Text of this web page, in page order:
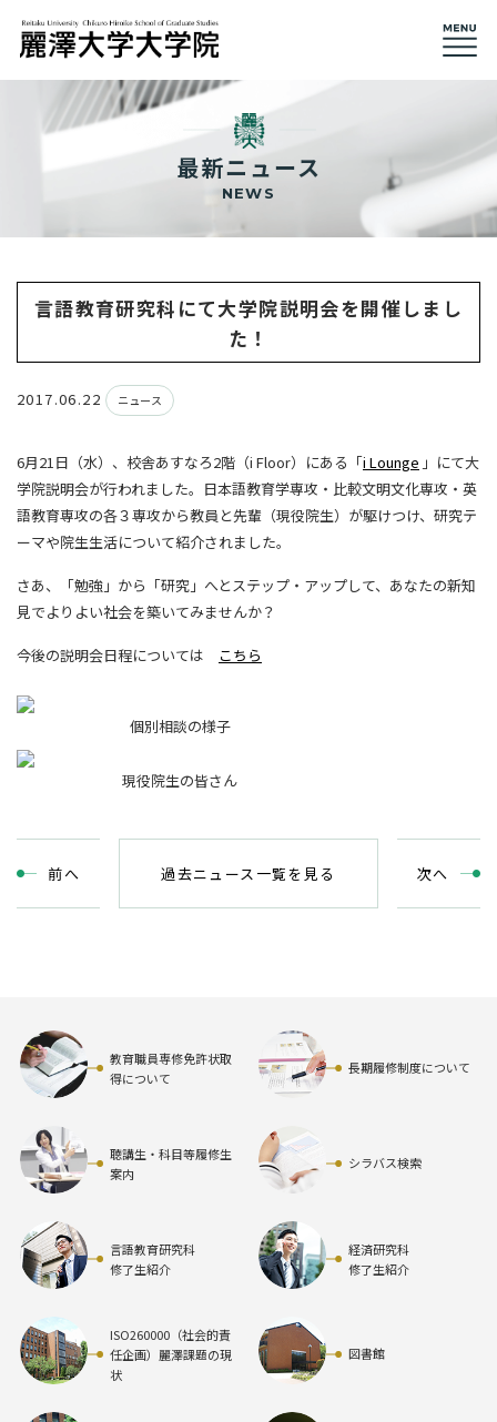
最新ニュース
NEWS
言語教育研究科にて大学院説明会を開催しまし
た！
2017.06.22 ニュース
6月21日（水）、校舎あすなろ2階（i Floor）にある「i Lounge 」にて大
学院説明会が行われました。日本語教育学専攻・比較文明文化専攻・英
語教育専攻の各３専攻から教員と先輩（現役院生）が駆けつけ、研究テ
ーマや院生生活について紹介されました。
さあ、「勉強」から「研究」へとステップ・アップして、あなたの新知
見でよりよい社会を築いてみませんか？
今後の説明会日程については こちら
個別相談の様子
現役院生の皆さん
前へ 過去ニュース一覧を見る 次へ
教育職員専修免許状取
得について
長期履修制度について
聴講生・科目等履修生
案内
シラバス検索
言語教育研究科
修了生紹介
経済研究科
修了生紹介
ISO260000（社会的責
任企画）麗澤課題の現
状
図書館